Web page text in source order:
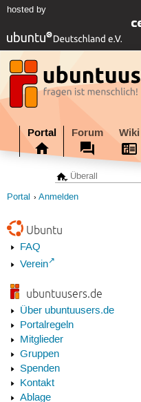
hosted by
Portal Forum Wiki
Portal Anmelden
Ubuntu
FAQ
Verein
ubuntuusers.de
Über ubuntuusers.de
Portalregeln
Mitglieder
Gruppen
Spenden
Kontakt
Ablage